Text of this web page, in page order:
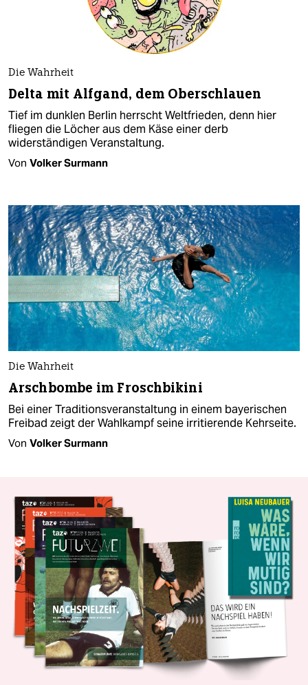
Die Wahrheit
Delta mit Alfgand, dem Oberschlauen
Tief im dunklen Berlin herrscht Weltfrieden, denn hier
fliegen die Löcher aus dem Käse einer derb
widerständigen Veranstaltung.
Von Volker Surmann
Die Wahrheit
Arschbombe im Froschbikini
Bei einer Traditionsveranstaltung in einem bayerischen
Freibad zeigt der Wahlkampf seine irritierende Kehrseite.
Von Volker Surmann